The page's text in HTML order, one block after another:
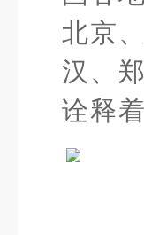
北京
汉、
诠释